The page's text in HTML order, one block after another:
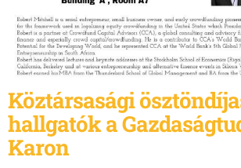
Köztársasági
hallgatók a
Karon